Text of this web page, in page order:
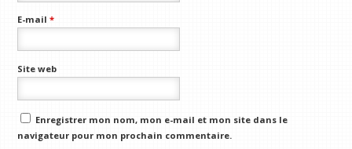
E-mail*
Site web
Enregistrer mon nom, mon e-mail et mon site dans le
navigateur pour mon prochain commentaire.